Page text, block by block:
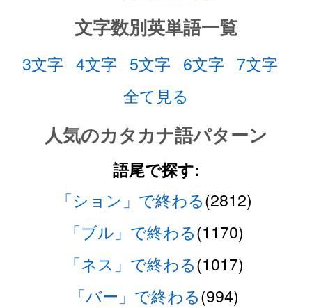
文字数別英単語一覧
3文字 4文字 5文字 6文字 7文字
全て見る
人気のカタカナ語パターン
語尾で探す:
「ション」で終わる(2812)
「ブル」で終わる(1170)
「ネス」で終わる(1017)
「バー」で終わる(994)